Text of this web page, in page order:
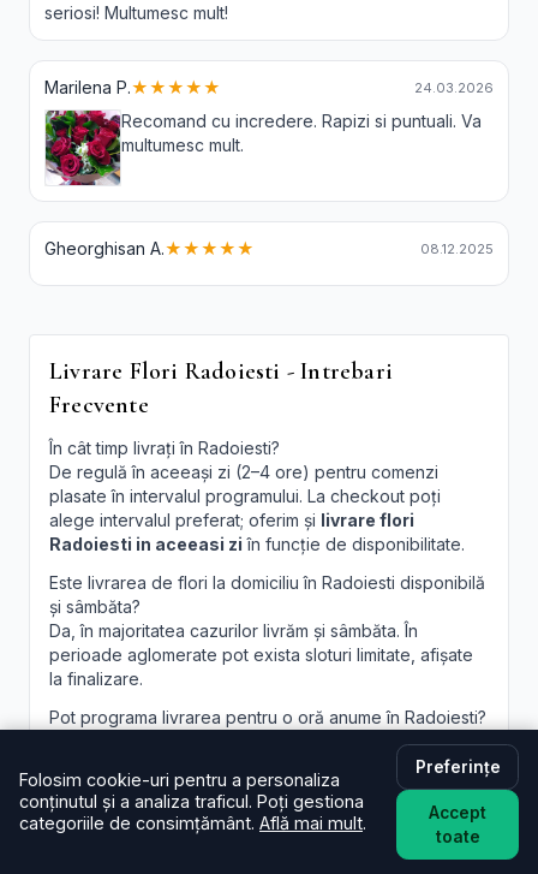
seriosi! Multumesc mult!
Marilena P.★★★★★ 24.03.2026
Recomand cu incredere. Rapizi si puntuali. Va
multumesc mult.
Gheorghisan A.★★★★★ 08.12.2025
Livrare Flori Radoiesti - Intrebari
Frecvente
În cât timp livrați în Radoiesti?
De regulă în aceeași zi (2–4 ore) pentru comenzi
plasate în intervalul programului. La checkout poți
alege intervalul preferat; oferim și livrare flori
Radoiesti in aceeasi zi în funcție de disponibilitate.
Este livrarea de flori la domiciliu în Radoiesti disponibilă
și sâmbăta?
Da, în majoritatea cazurilor livrăm și sâmbăta. În
perioade aglomerate pot exista sloturi limitate, afișate
la finalizare.
Pot programa livrarea pentru o oră anume în Radoiesti?
Oferim intervale orare; pentru ore fixe încercăm să
acomodăm cererea, în funcție de traseul curierilor.
Pot adăuga un mesaj personalizat la buchet?
Desigur. Felicitarea este inclusă; scrie mesajul dorit în
câmpul dedicat, iar noi îl vom imprima lizibil. Realizăm și
Folosim cookie-uri pentru a personaliza
conținutul și a analiza traficul. Poți gestiona
categoriile de consimțământ. Află mai mult.
Preferințe
Accept
toate